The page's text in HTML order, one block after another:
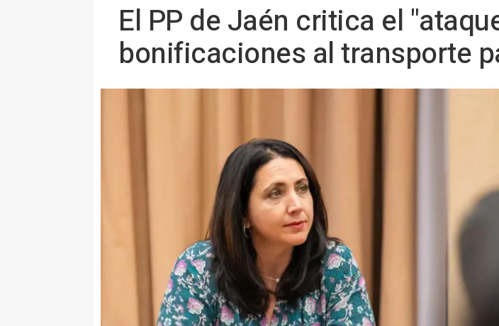
El PP de Jaén critica el
bonificaciones al transporte